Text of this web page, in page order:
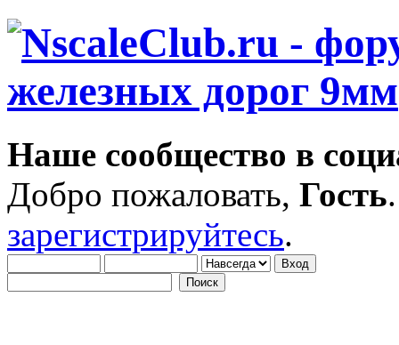
Наше сообщество в
Добро пожаловать, Гость
зарегистрируйтесь.